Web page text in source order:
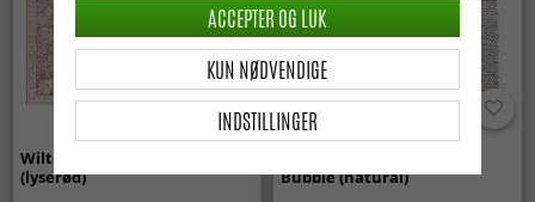
Wilton-tæppe - Gombalia
(lyserød)
Bubble (natural)
INDSTILLINGER
KUN NØDVENDIGE
ACCEPTER OG LUK